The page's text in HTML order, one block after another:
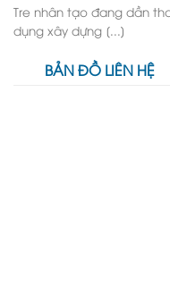
Tre nhân tạo đang dần
dụng xây dựng [...]
BẢN ĐỒ LIÊN HỆ